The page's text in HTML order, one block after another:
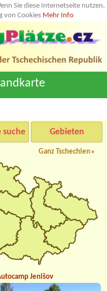
Sie diese Internetseite nutzen,
von Cookies Mehr Info
suche Gebieten
Ganz Tschechien»
Jenišov